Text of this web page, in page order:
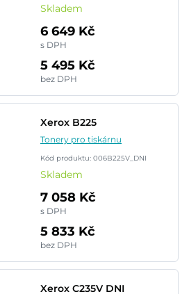
Skladem
6 649 Kč
s DPH
5 495 Kč
bez DPH
Xerox B225
Tonery pro tiskárnu
Kód produktu: 006B225V_DNI
Skladem
7 058 Kč
s DPH
5 833 Kč
bez DPH
Xerox C235V DNI